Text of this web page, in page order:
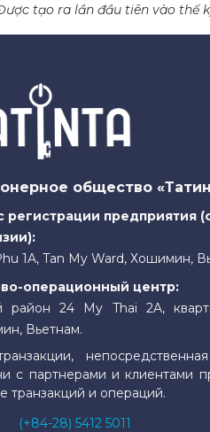
tạo ra lần đầu tiên vào thế
общество
регистрации предприятия
1A, Tan My Ward, Хошимин,
операционный центр:
район 24 My Thai 2A,
Вьетнам.
с партнерами и клиентами
транзакций и операций.
(+84-28) 5412 5011